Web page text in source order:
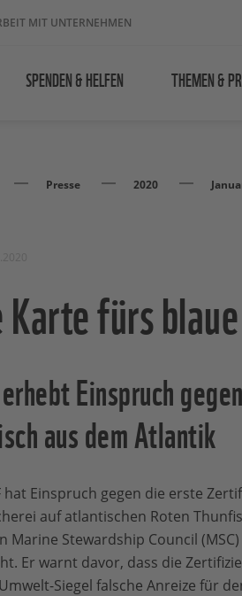
MIT UNTERNEHMEN
SPENDEN & HELFEN THEMEN &
Presse 2020
fürs
Einspruch
aus dem Atlantik
hat Einspruch gegen die erste
auf atlantischen Roten
Marine Stewardship Council (MSC)
Er warnt davor, dass die
Siegel falsche Anreize für